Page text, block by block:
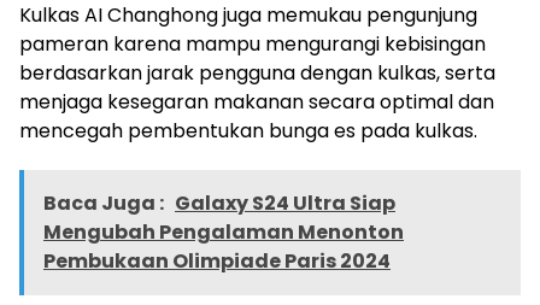
Kulkas AI Changhong juga memukau pengunjung
pameran karena mampu mengurangi kebisingan
berdasarkan jarak pengguna dengan kulkas, serta
menjaga kesegaran makanan secara optimal dan
mencegah pembentukan bunga es pada kulkas.
Baca Juga : Galaxy S24 Ultra Siap
Mengubah Pengalaman Menonton
Pembukaan Olimpiade Paris 2024